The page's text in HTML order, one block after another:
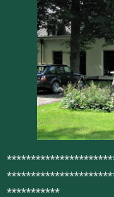
***********